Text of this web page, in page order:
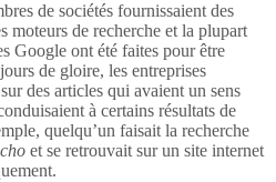
de sociétés fournissaient des
moteurs de recherche et la plupart
Google ont été faites pour être
de gloire, les entreprises
des articles qui avaient un sens
à certains résultats de
quelqu’un faisait la recherche
et se retrouvait sur un site internet